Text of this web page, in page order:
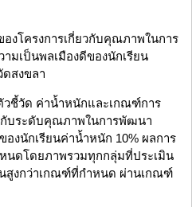
งโครงการเกี่ยวกับคุณภาพในการ
เป็นพลเมืองดีของนักเรียน
ดสงขลา
วชี้วัด ค่าน้ำหนักและเกณฑ์การ
กับระดับคุณภาพในการพัฒนา
งนักเรียนค่าน้ำหนัก 10% ผลการ
นดโดยภาพรวมทุกกลุ่มที่ประเมิน
สูงกว่าเกณฑ์ที่กำหนด ผ่านเกณฑ์